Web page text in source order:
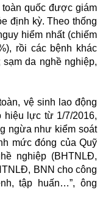
quốc được giám
định kỳ. Theo thống
hiểm nhất (chiếm
rồi các bệnh khác
da nghề nghiệp,
vệ sinh lao động
lực từ 1/7/2016,
ngừa như kiểm soát
mức đóng của Quỹ
nghiệp (BHTNLĐ,
BNN cho công
tập huấn…”, ông